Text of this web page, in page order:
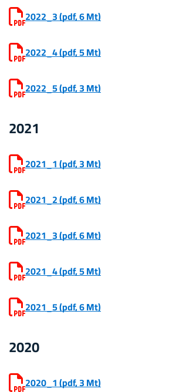
2022_3(pdf, 6 Mt)
2022_4(pdf, 5 Mt)
2022_5(pdf, 3 Mt)
2021
2021_1(pdf, 3 Mt)
2021_2(pdf, 6 Mt)
2021_3(pdf, 6 Mt)
2021_4(pdf, 5 Mt)
2021_5(pdf, 6 Mt)
2020
2020_1(pdf, 3 Mt)